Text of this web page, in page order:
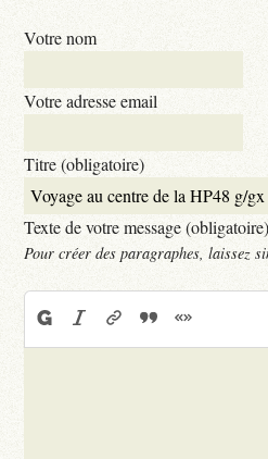
Votre nom
Votre adresse email
Titre (obligatoire)
Texte de votre message (obligatoire)
Pour créer des paragraphes, laissez